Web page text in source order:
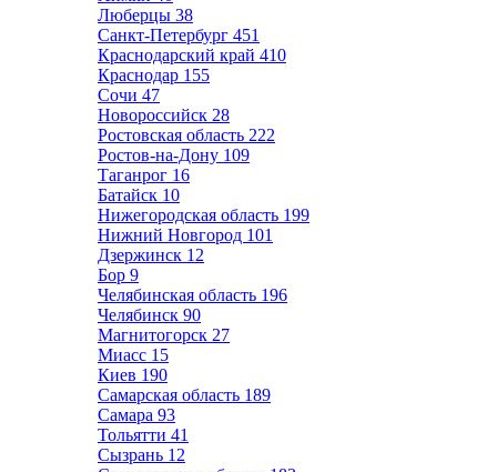
Люберцы 38
Санкт-Петербург 451
Краснодарский край 410
Краснодар 155
Сочи 47
Новороссийск 28
Ростовская область 222
Ростов-на-Дону 109
Таганрог 16
Батайск 10
Нижегородская область 199
Нижний Новгород 101
Дзержинск 12
Бор 9
Челябинская область 196
Челябинск 90
Магнитогорск 27
Миасс 15
Киев 190
Самарская область 189
Самара 93
Тольятти 41
Сызрань 12